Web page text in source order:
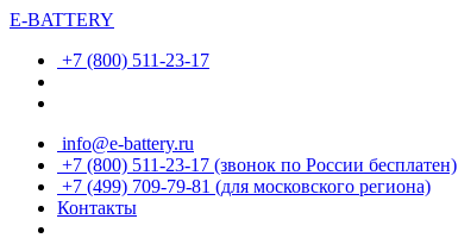
E-BATTERY
+7 (800) 511-23-17
info@e-battery.ru
+7 (800) 511-23-17 (звонок по России бесплатен)
+7 (499) 709-79-81 (для московского региона)
Контакты